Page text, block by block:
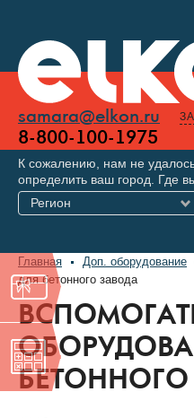
samara@elkon.ru
8-800-100-1975
К сожалению, нам не
определить ваш город. Где
Регион
Главная Доп. оборудование
для бетонного завода